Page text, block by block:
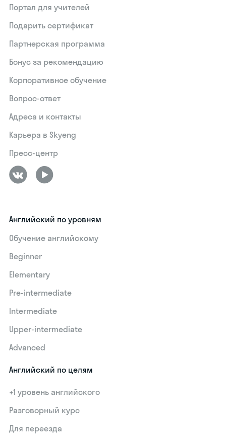
Портал для учителей
Подарить сертификат
Партнерская программа
Бонус за рекомендацию
Корпоративное обучение
Вопрос-ответ
Адреса и контакты
Карьера в Skyeng
Пресс-центр
Английский по уровням
Обучение английскому
Beginner
Elementary
Pre-intermediate
Intermediate
Upper-intermediate
Advanced
Английский по целям
+1 уровень английского
Разговорный курс
Для переезда